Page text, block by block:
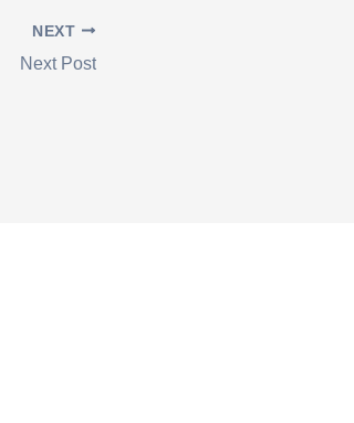
NEXT
Next Post